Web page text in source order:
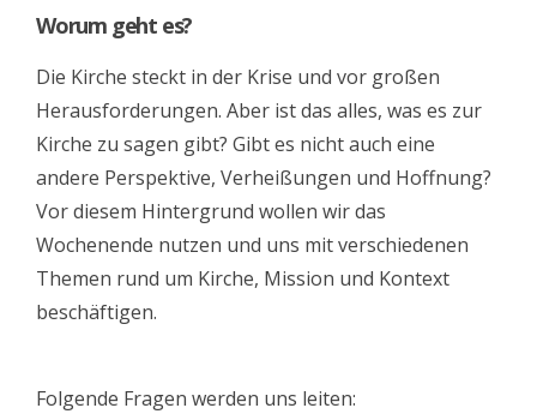
Worum geht es?
Die Kirche steckt in der Krise und vor großen
Herausforderungen. Aber ist das alles, was es zur
Kirche zu sagen gibt? Gibt es nicht auch eine
andere Perspektive, Verheißungen und Hoffnung?
Vor diesem Hintergrund wollen wir das
Wochenende nutzen und uns mit verschiedenen
Themen rund um Kirche, Mission und Kontext
beschäftigen.
Folgende Fragen werden uns leiten: